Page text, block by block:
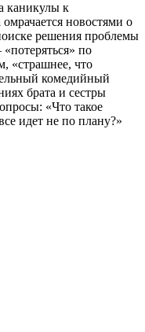
каникулы к
новостями о
решения проблемы
по
«страшнее, что
комедийный
брата и сестры
«Что такое
идет не по плану?»